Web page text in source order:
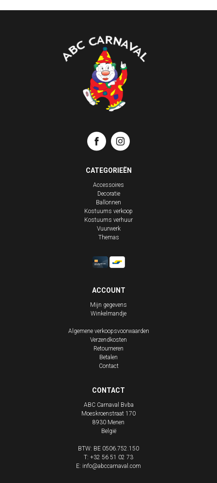
CATEGORIEËN
Accessoires
Decoratie
Ballonnen
Kostuums verkoop
Kostuums verhuur
Vuurwerk
Themas
ACCOUNT
Mijn gegevens
Winkelmandje
Algemene verkoopsvoorwaarden
Verzendkosten
Retourneren
Betalen
Contact
CONTACT
ABC Carnaval Bvba
Moeskroenstraat 170
8930 Menen
België
BTW: BE 0506.752.150
T: +32 56 51 02 73
E: info@abccarnaval.com